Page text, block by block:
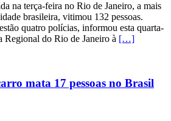
na terça-feira no Rio de Janeiro, a mais
brasileira, vitimou 132 pessoas.
quatro polícias, informou esta quarta-
Regional do Rio de Janeiro à […]
mata 17 pessoas no Brasil